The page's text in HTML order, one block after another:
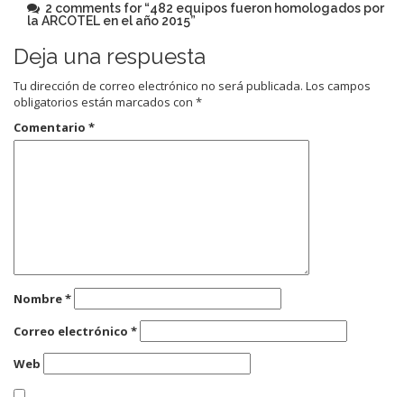
2 comments for “482 equipos fueron homologados por
la ARCOTEL en el año 2015”
Deja una respuesta
Tu dirección de correo electrónico no será publicada. Los campos
obligatorios están marcados con *
Comentario *
Nombre*
Correo electrónico *
Web